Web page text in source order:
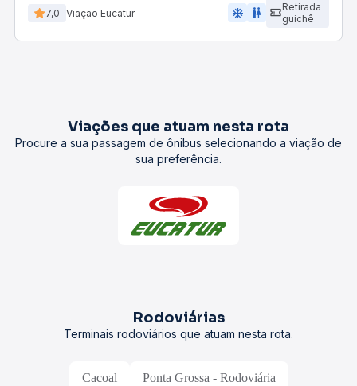
7,0 Viação Eucatur ac_unit wc
Retirada
guichê
Viações que atuam nesta rota
Procure a sua passagem de ônibus selecionando a viação de
sua preferência.
Rodoviárias
Terminais rodoviários que atuam nesta rota.
Cacoal Ponta Grossa - Rodoviária